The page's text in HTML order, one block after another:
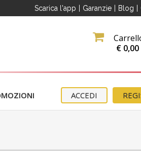
Scarica l'app Garanzie Blog
€ 0,00
ACCEDI